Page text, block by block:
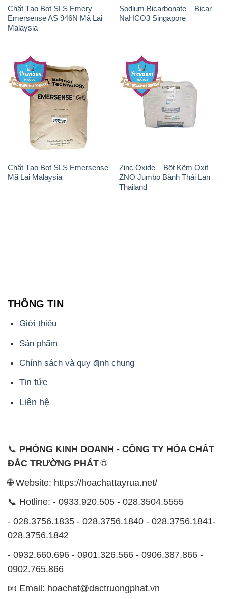
Chất Tạo Bọt SLS Emery –
Emersense AS 946N Mã Lai
Malaysia
Sodium Bicarbonate – Bicar
NaHCO3 Singapore
Chất Tạo Bọt SLS Emersense
Mã Lai Malaysia
Zinc Oxide – Bột Kẽm Oxit
ZNO Jumbo Bành Thái Lan
Thailand
THÔNG TIN
Giới thiệu
Sản phẩm
Chính sách và quy định chung
Tin tức
Liên hệ
📞 PHÒNG KINH DOANH - CÔNG TY HÓA CHẤT
ĐẮC TRƯỜNG PHÁT🌐
🌐 Website: https://hoachattayrua.net/
📞 Hotline: - 0933.920.505 - 028.3504.5555
- 028.3756.1835 - 028.3756.1840 - 028.3756.1841-
028.3756.1842
- 0932.660.696 - 0901.326.566 - 0906.387.866 -
0902.765.866
📧 Email: hoachat@dactruongphat.vn